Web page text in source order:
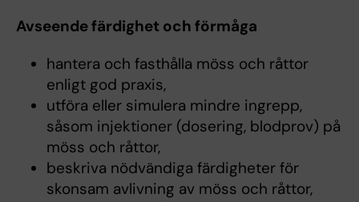
Avseende färdighet och förmåga
hantera och fasthålla möss och råttor
enligt god praxis,
utföra eller simulera mindre ingrepp,
såsom injektioner (dosering, blodprov) på
möss och råttor,
beskriva nödvändiga färdigheter för
skonsam avlivning av möss och råttor,